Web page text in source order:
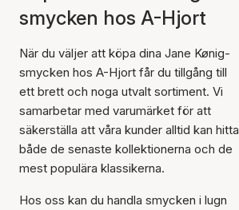
smycken hos A-Hjort
När du väljer att köpa dina Jane Kønig-
smycken hos A-Hjort får du tillgång till
ett brett och noga utvalt sortiment. Vi
samarbetar med varumärket för att
säkerställa att våra kunder alltid kan hitta
både de senaste kollektionerna och de
mest populära klassikerna.
Hos oss kan du handla smycken i lugn